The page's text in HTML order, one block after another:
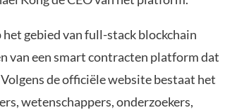
gebied van full-stack blockchain
van een smart contracten platform dat
de officiële website bestaat het
wetenschappers, onderzoekers,